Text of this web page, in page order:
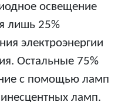
освещение
лишь 25%
электроэнергии
Остальные 75%
с помощью ламп
ламп.